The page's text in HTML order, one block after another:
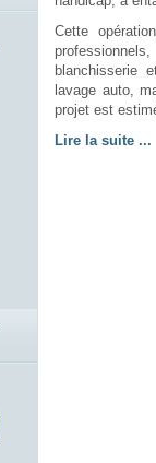
Cette
blanchisserie
lavage auto,
projet est
Lire la suite ...